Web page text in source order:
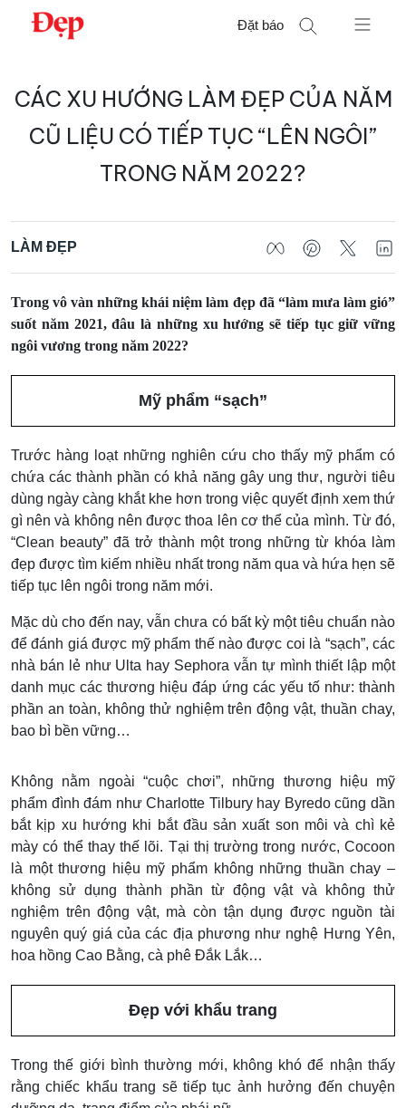
Chuyển
Đặt báo
kiếm
CÁC XU HƯỚNG LÀM ĐẸP CỦA NĂM
CŨ LIỆU CÓ TIẾP TỤC “LÊN NGÔI”
TRONG NĂM 2022?
LÀM ĐẸP
Trong vô vàn những khái niệm làm đẹp đã “làm mưa làm gió”
suốt năm 2021, đâu là những xu hướng sẽ tiếp tục giữ vững
ngôi vương trong năm 2022?
Mỹ phẩm “sạch”
Trước hàng loạt những nghiên cứu cho thấy mỹ phẩm có
chứa các thành phần có khả năng gây ung thư, người tiêu
dùng ngày càng khắt khe hơn trong việc quyết định xem thứ
gì nên và không nên được thoa lên cơ thể của mình. Từ đó,
“Clean beauty” đã trở thành một trong những từ khóa làm
đẹp được tìm kiếm nhiều nhất trong năm qua và hứa hẹn sẽ
tiếp tục lên ngôi trong năm mới.
Mặc dù cho đến nay, vẫn chưa có bất kỳ một tiêu chuẩn nào
để đánh giá được mỹ phẩm thế nào được coi là “sạch”, các
nhà bán lẻ như Ulta hay Sephora vẫn tự mình thiết lập một
danh mục các thương hiệu đáp ứng các yếu tố như: thành
phần an toàn, không thử nghiệm trên động vật, thuần chay,
bao bì bền vững…
Không nằm ngoài “cuộc chơi”, những thương hiệu mỹ
phẩm đình đám như Charlotte Tilbury hay Byredo cũng dần
bắt kịp xu hướng khi bắt đầu sản xuất son môi và chì kẻ
mày có thể thay thế lõi. Tại thị trường trong nước, Cocoon
là một thương hiệu mỹ phẩm không những thuần chay –
không sử dụng thành phần từ động vật và không thử
nghiệm trên động vật, mà còn tận dụng được nguồn tài
nguyên quý giá của các địa phương như nghệ Hưng Yên,
hoa hồng Cao Bằng, cà phê Đắk Lắk…
Đẹp với khẩu trang
Trong thế giới bình thường mới, không khó để nhận thấy
rằng chiếc khẩu trang sẽ tiếp tục ảnh hưởng đến chuyện